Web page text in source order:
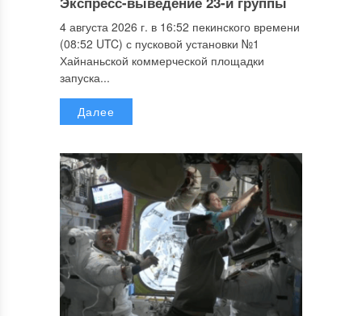
4 августа 2026 г. в 16:52 пекинского времени
(08:52 UTC) с пусковой установки №1
Хайнаньской коммерческой площадки
запуска...
Далее